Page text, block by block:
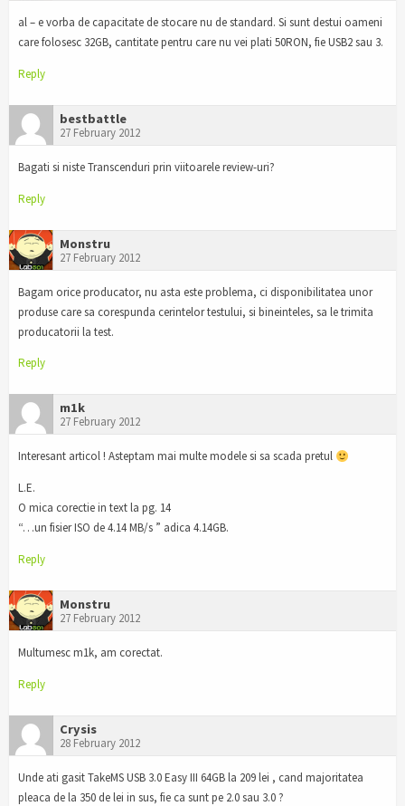
al – e vorba de capacitate de stocare nu de standard. Si sunt destui oameni
care folosesc 32GB, cantitate pentru care nu vei plati 50RON, fie USB2 sau 3.
Reply
bestbattle
27 February 2012
Bagati si niste Transcenduri prin viitoarele review-uri?
Reply
Monstru
27 February 2012
Bagam orice producator, nu asta este problema, ci disponibilitatea unor
produse care sa corespunda cerintelor testului, si bineinteles, sa le trimita
producatorii la test.
Reply
m1k
27 February 2012
Interesant articol ! Asteptam mai multe modele si sa scada pretul
L.E.
O mica corectie in text la pg. 14
“…un fisier ISO de 4.14 MB/s ” adica 4.14GB.
Reply
Monstru
27 February 2012
Multumesc m1k, am corectat.
Reply
Crysis
28 February 2012
Unde ati gasit TakeMS USB 3.0 Easy III 64GB la 209 lei , cand majoritatea
pleaca de la 350 de lei in sus, fie ca sunt pe 2.0 sau 3.0 ?